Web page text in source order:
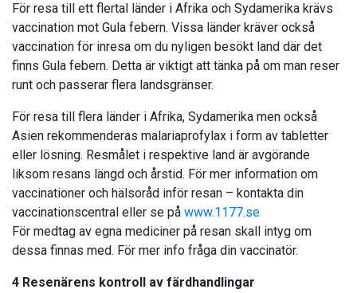
För resa till ett flertal länder i Afrika och Sydamerika krävs
vaccination mot Gula febern. Vissa länder kräver också
vaccination för inresa om du nyligen besökt land där det
finns Gula febern. Detta är viktigt att tänka på om man reser
runt och passerar flera landsgränser.
För resa till flera länder i Afrika, Sydamerika men också
Asien rekommenderas malariaprofylax i form av tabletter
eller lösning. Resmålet i respektive land är avgörande
liksom resans längd och årstid. För mer information om
vaccinationer och hälsoråd inför resan – kontakta din
vaccinationscentral eller se på www.1177.se
För medtag av egna mediciner på resan skall intyg om
dessa finnas med. För mer info fråga din vaccinatör.
4 Resenärens kontroll av färdhandlingar